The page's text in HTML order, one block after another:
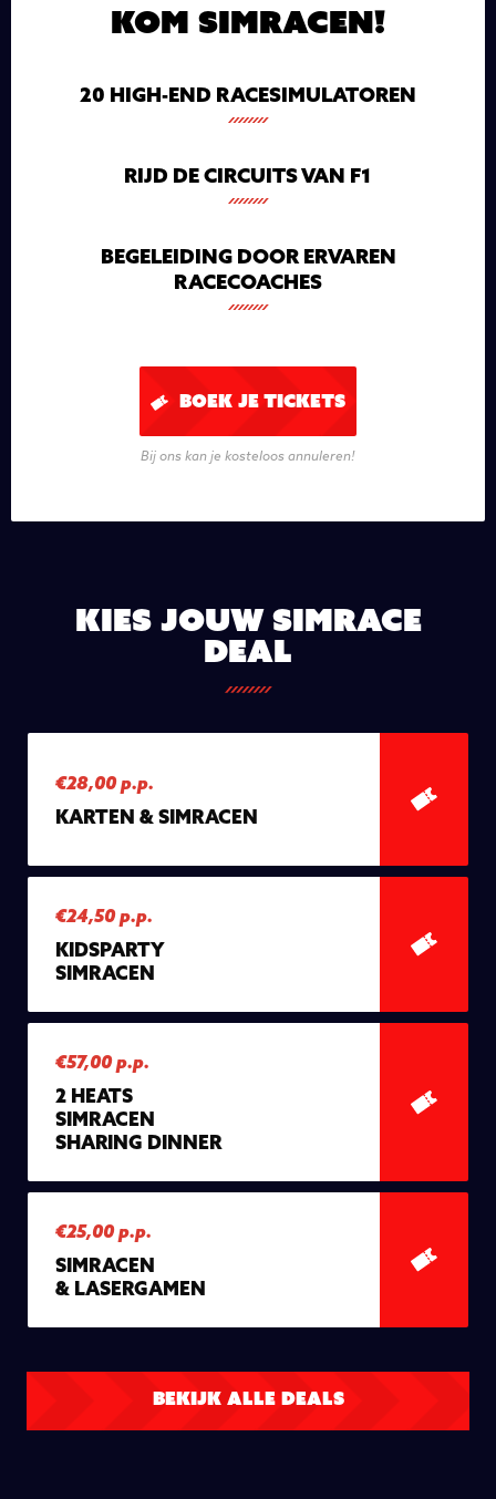
KOM SIMRACEN!
20 HIGH-END RACESIMULATOREN
RIJD DE CIRCUITS VAN F1
BEGELEIDING DOOR ERVAREN
RACECOACHES
BOEK JE TICKETS
Bij ons kan je kosteloos annuleren!
Kies jouw simrace
deal
€28,00 p.p.
KARTEN & SIMRACEN
€24,50 p.p.
KIDSPARTY
SIMRACEN
€57,00 p.p.
2 HEATS
SIMRACEN
SHARING DINNER
€25,00 p.p.
SIMRACEN
& LASERGAMEN
BEKIJK ALLE DEALS